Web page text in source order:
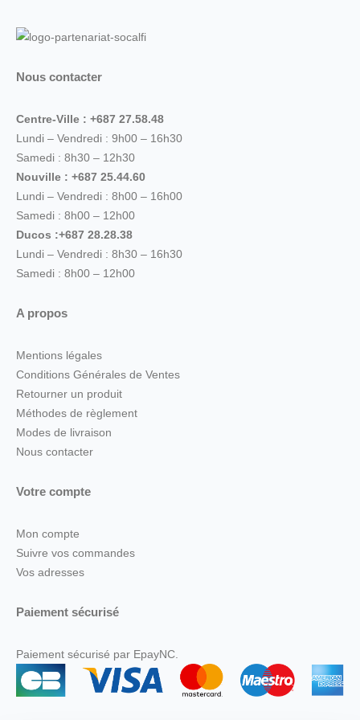
Nous contacter
Centre-Ville : +687 27.58.48
Lundi – Vendredi : 9h00 – 16h30
Samedi : 8h30 – 12h30
Nouville : +687 25.44.60
Lundi – Vendredi : 8h00 – 16h00
Samedi : 8h00 – 12h00
Ducos :+687 28.28.38
Lundi – Vendredi : 8h30 – 16h30
Samedi : 8h00 – 12h00
A propos
Mentions légales
Conditions Générales de Ventes
Retourner un produit
Méthodes de règlement
Modes de livraison
Nous contacter
Votre compte
Mon compte
Suivre vos commandes
Vos adresses
Paiement sécurisé
Paiement sécurisé par EpayNC.